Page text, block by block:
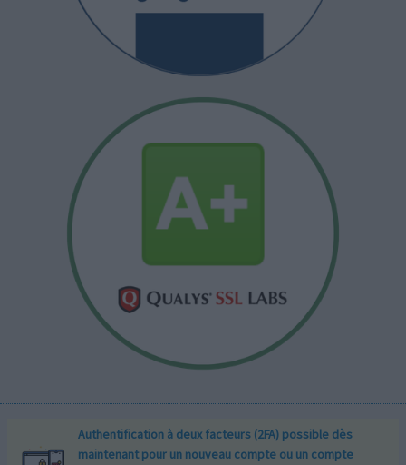
Authentification à deux facteurs (2FA) possible dès
maintenant pour un nouveau compte ou un compte